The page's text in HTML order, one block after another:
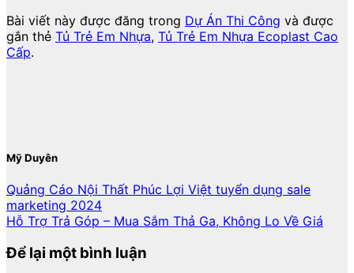
Bài viết này được đăng trong Dự Án Thi Công và được
gắn thẻ Tủ Trẻ Em Nhựa, Tủ Trẻ Em Nhựa Ecoplast Cao
Cấp.
Mỹ Duyên
Quảng Cáo Nội Thất Phúc Lợi Việt tuyển dụng sale
marketing 2024
Hỗ Trợ Trả Góp – Mua Sắm Thả Ga, Không Lo Về Giá
Để lại một bình luận